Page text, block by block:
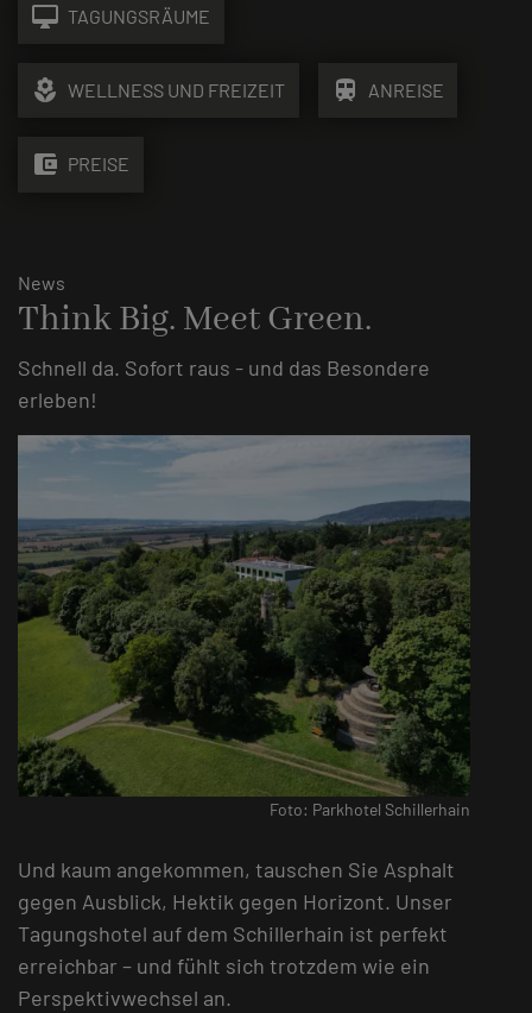
desktop_mac TAGUNGSRÄUME
local_florist WELLNESS UND FREIZEIT train ANREISE
account_balance_wallet PREISE
News
Think Big. Meet Green.
Schnell da. Sofort raus - und das Besondere
erleben!
Foto: Parkhotel Schillerhain
Und kaum angekommen, tauschen Sie Asphalt
gegen Ausblick, Hektik gegen Horizont. Unser
Tagungshotel auf dem Schillerhain ist perfekt
erreichbar – und fühlt sich trotzdem wie ein
Perspektivwechsel an.